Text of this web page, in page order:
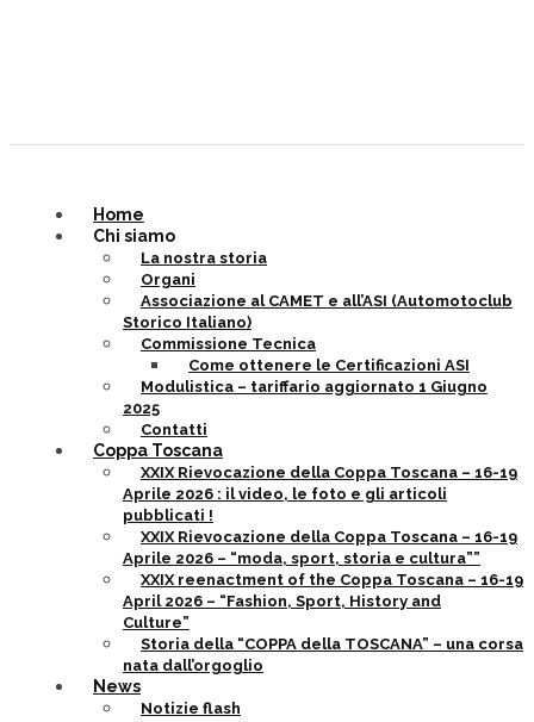
Home
Chi siamo
La nostra storia
Organi
Associazione al CAMET e all’ASI (Automotoclub
Storico Italiano)
Commissione Tecnica
Come ottenere le Certificazioni ASI
Modulistica – tariffario aggiornato 1 Giugno
2025
Contatti
Coppa Toscana
XXIX Rievocazione della Coppa Toscana – 16-19
Aprile 2026 : il video, le foto e gli articoli
pubblicati !
XXIX Rievocazione della Coppa Toscana – 16-19
Aprile 2026 – “moda, sport, storia e cultura””
XXIX reenactment of the Coppa Toscana – 16-19
April 2026 – “Fashion, Sport, History and
Culture”
Storia della “COPPA della TOSCANA” – una corsa
nata dall’orgoglio
News
Notizie flash